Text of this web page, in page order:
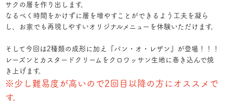
サクの層を作り出します。
なるべく時間をかけずに層を増やすことができるよう工夫を凝ら
し、お家でも再現しやすいオリジナルメニューを体験いただけます。
そして今回は2種類の成形に加え『パン・オ・レザン』が登場！！！
レーズンとカスタードクリームをクロワッサン生地に巻き込んで焼
き上げます。
※少し難易度が高いので2回目以降の方にオススメで
す。